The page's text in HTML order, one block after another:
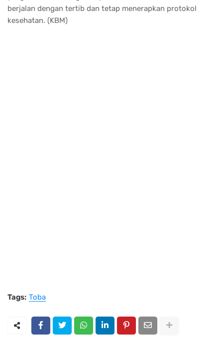
berjalan dengan tertib dan tetap menerapkan protokol
kesehatan. (KBM)
Tags: Toba